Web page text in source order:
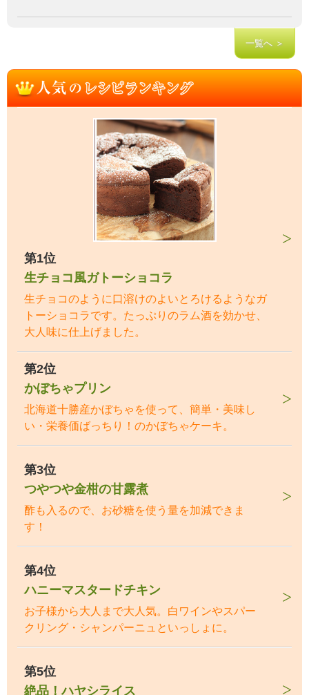
一覧へ ＞
第1位
生チョコ風ガトーショコラ
生チョコのように口溶けのよいとろけるようなガ
トーショコラです。たっぷりのラム酒を効かせ、
大人味に仕上げました。
第2位
かぼちゃプリン
北海道十勝産かぼちゃを使って、簡単・美味し
い・栄養価ばっちり！のかぼちゃケーキ。
第3位
つやつや金柑の甘露煮
酢も入るので、お砂糖を使う量を加減できま
す！
第4位
ハニーマスタードチキン
お子様から大人まで大人気。白ワインやスパー
クリング・シャンパーニュといっしょに。
第5位
絶品！ハヤシライス